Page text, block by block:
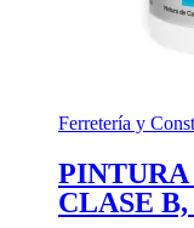
Ferretería y
CLASE